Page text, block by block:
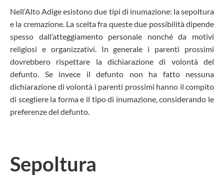
Nell’Alto Adige esistono due tipi di inumazione: la sepoltura
e la cremazione. La scelta fra queste due possibilità dipende
spesso dall’atteggiamento personale nonché da motivi
religiosi e organizzativi. In generale i parenti prossimi
dovrebbero rispettare la dichiarazione di volontà del
defunto. Se invece il defunto non ha fatto nessuna
dichiarazione di volontà i parenti prossimi hanno il compito
di scegliere la forma e il tipo di inumazione, considerando le
preferenze del defunto.
Sepoltura